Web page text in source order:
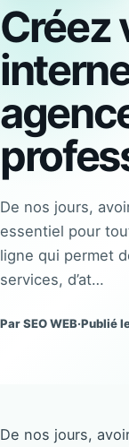
Créez
De nos jours,
essentiel pour
ligne qui permet
services, d’at…
Par SEO WEB·Publié
De nos jours,